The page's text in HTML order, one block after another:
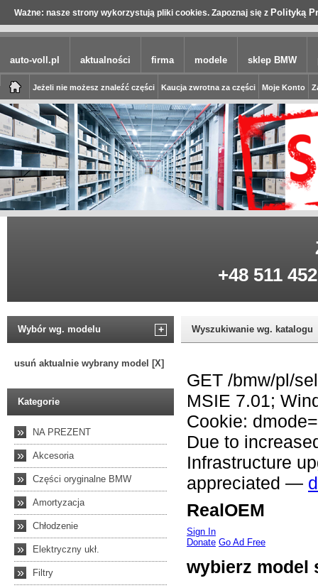
Ważne: nasze strony wykorzystują pliki cookies. Zapoznaj się z Polityką
auto-voll.pl aktualności firma modele sklep BMW
Jeżeli nie możesz znaleźć części Kaucja zwrotna za części Moje Konto
+48 511
Wybór wg. modelu +
usuń aktualnie wybrany model [X]
Kategorie
» NA PREZENT
» Akcesoria
» Części oryginalne BMW
» Amortyzacja
» Chłodzenie
» Elektryczny ukł.
» Filtry
Wyszukiwanie wg. katalogu